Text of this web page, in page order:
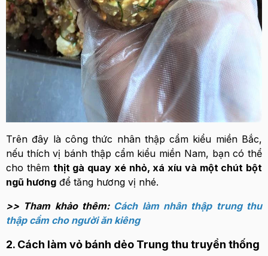
Trên đây là công thức nhân thập cẩm kiểu miền Bắc,
nếu thích vị bánh thập cẩm kiểu miền Nam, bạn có thể
cho thêm thịt gà quay xé nhỏ, xá xíu và một chút bột
ngũ hương để tăng hương vị nhé.
>> Tham khảo thêm: Cách làm nhân thập trung thu
thập cẩm cho người ăn kiêng
2. Cách làm vỏ bánh dẻo Trung thu truyền thống